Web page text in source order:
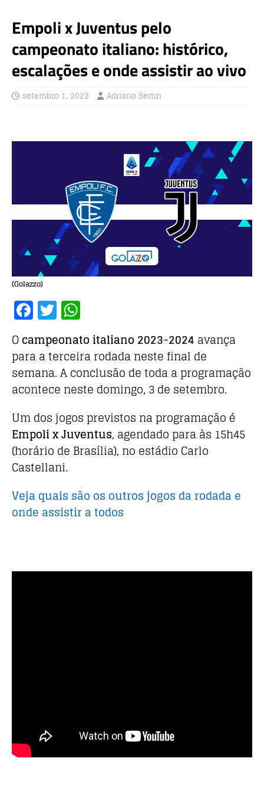
Empoli x Juventus pelo
campeonato italiano: histórico,
escalações e onde assistir ao vivo
setembro 1, 2023 Adriano Bertin
(Golazzo)
F
a
c
e
b
o
o
k
T
w
it
te
r
h
at
s
A
p
p
Ocampeonato italiano 2023-2024 avança
para a terceira rodada neste final de
semana. A conclusão de toda a programação
acontece neste domingo, 3 de setembro.
Um dos jogos previstos na programação é
Empoli x Juventus, agendado para às 15h45
(horário de Brasília), no estádio Carlo
Castellani.
Veja quais são os outros jogos da rodada e
onde assistir a todos